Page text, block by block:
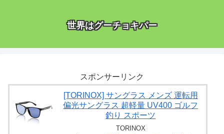
世界はグーチョキパー
スポンサーリンク
[TORINOX] サングラス メンズ 運転用
偏光サングラス 超軽量 UV400 ゴルフ
釣り スポーツ
TORINOX